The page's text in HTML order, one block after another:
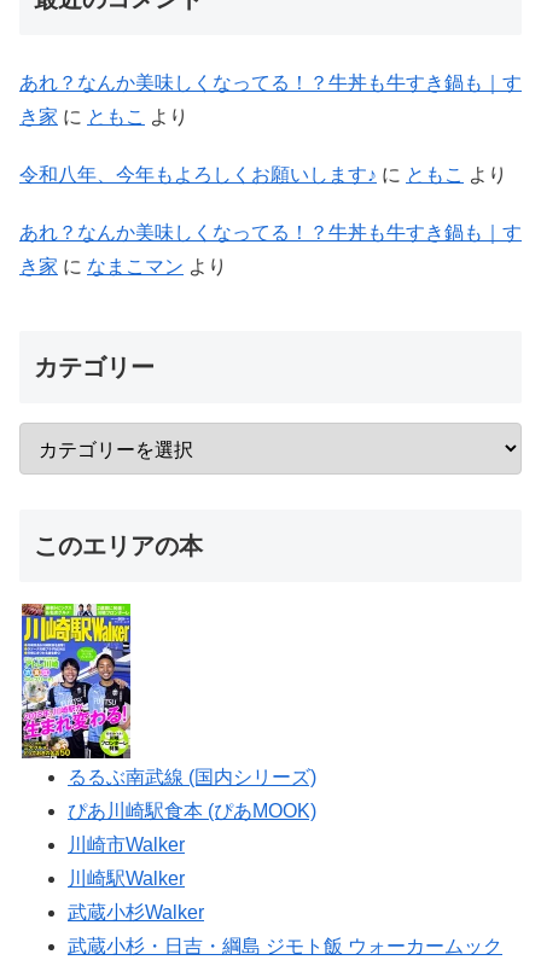
あれ？なんか美味しくなってる！？牛丼も牛すき鍋も｜す
き家 に ともこ より
令和八年、今年もよろしくお願いします♪ に ともこ より
あれ？なんか美味しくなってる！？牛丼も牛すき鍋も｜す
き家 に なまこマン より
カテゴリー
このエリアの本
るるぶ南武線 (国内シリーズ)
ぴあ川崎駅食本 (ぴあMOOK)
川崎市Walker
川崎駅Walker
武蔵小杉Walker
武蔵小杉・日吉・綱島 ジモト飯 ウォーカームック